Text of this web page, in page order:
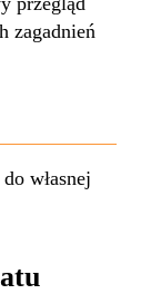
zagadnień
własnej